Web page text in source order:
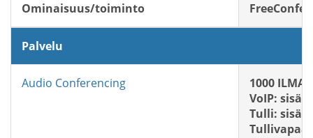
Ominaisuus/toiminto
Palvelu
Audio Conferencing
1000
VoIP:
Tulli: